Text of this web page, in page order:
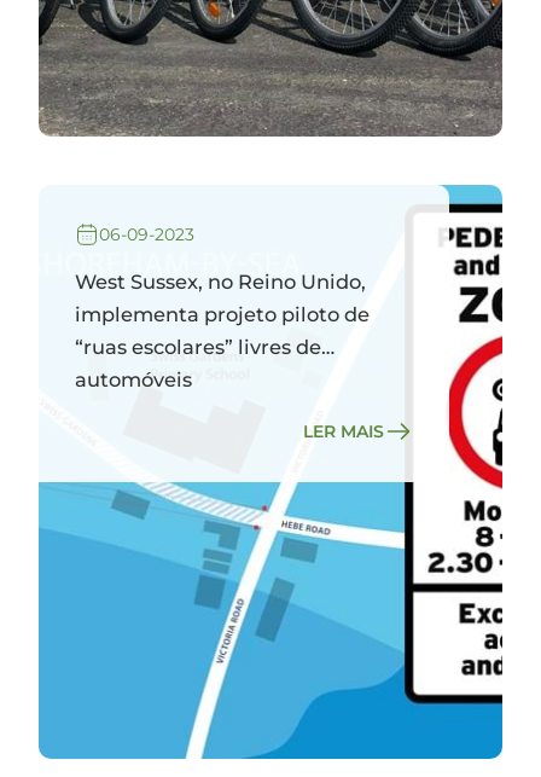
06-09-2023
West Sussex, no Reino Unido,
implementa projeto piloto de
“ruas escolares” livres de
automóveis
LER MAIS